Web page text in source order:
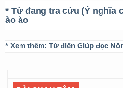
* Từ đang tra cứu (Ý nghĩa
ào ào
* Xem thêm: Từ điển Giúp đọc